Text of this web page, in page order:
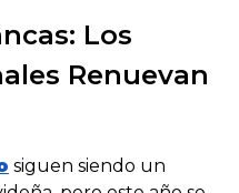
Los
Renuevan
siguen siendo un